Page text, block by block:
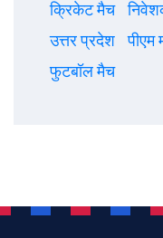
क्रिकेट मैच
उत्तर प्रदेश
पीएम
फुटबॉल मैच